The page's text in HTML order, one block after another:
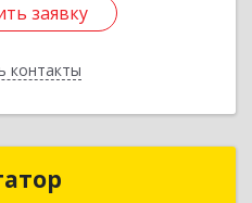
заявку
контакты
заявку
Навигатор